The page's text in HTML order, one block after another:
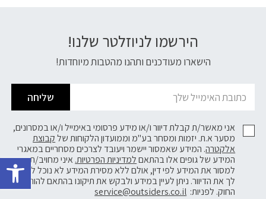
הירשמו לניוזלטר שלנו!
הישארו מעודכנים ותהנו מהטבות מיוחדות!
שליחה
אני מאשר/ת קבלת דיוור ו/או מידע פרסומי באימייל ו/או במסרונים,
מסער א.ת. יזמות ומסחר בע"מ וממועדון הלקוחות שלקבוצת
אלקטרה. המידע שאמסור יישמר ויעובד לצרכים מסחריים במאגרי
המידע של גופים אלו בהתאםלמדיניות הפרטיות. איני מחויב/ת
למסור את המידע לפי דין, אולם ללא מסירת המידע לא נוכל לשלוח
לך את הדיוור. ניתן לעיין במידע ולבקש את תיקונו בהתאם להוראות
החוק. לפניות: service@outsiders.co.il